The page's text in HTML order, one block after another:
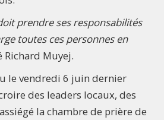
prendre ses responsabilités
toutes ces personnes en
Richard Muyej.
le vendredi 6 juin dernier
des leaders locaux, des
la chambre de prière de